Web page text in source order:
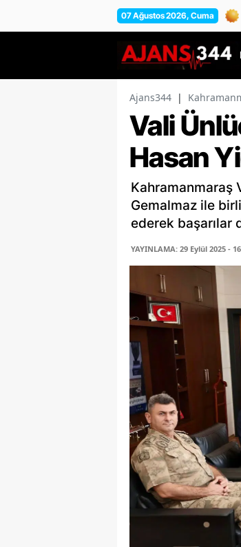
07 Ağustos 2026, Cuma
Ajans344 |
Vali
Hasan
Kahramanmaraş
Gemalmaz ile
ederek başarılar
YAYINLAMA: 29 Eylül 2025 -